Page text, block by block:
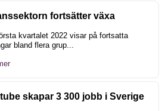
fortsätter växa
kvartalet 2022 visar på fortsatta
bland flera grup...
skapar 3 300 jobb i Sverige